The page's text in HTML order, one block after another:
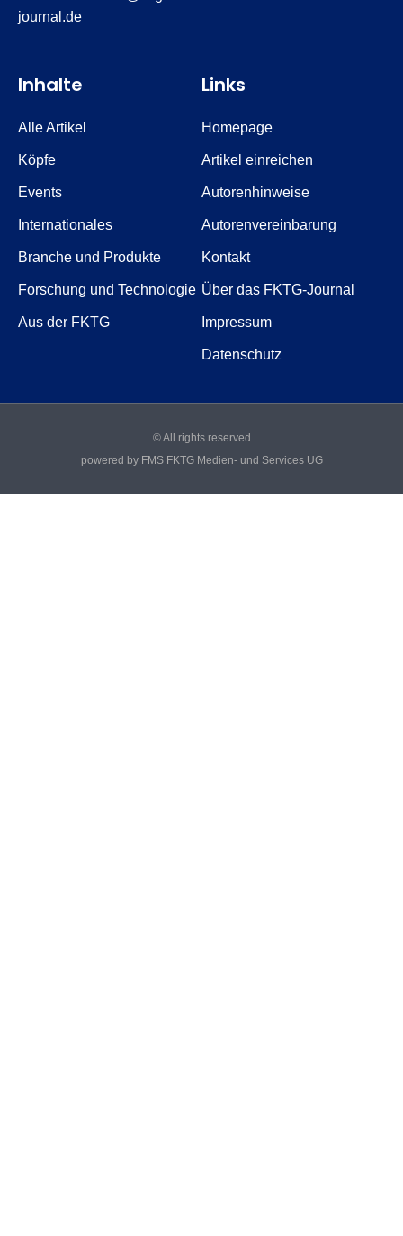
journal.de
Inhalte
Alle Artikel
Köpfe
Events
Internationales
Branche und Produkte
Forschung und Technologie
Aus der FKTG
Links
Homepage
Artikel einreichen
Autorenhinweise
Autorenvereinbarung
Kontakt
Über das FKTG-Journal
Impressum
Datenschutz
© All rights reserved
powered by FMS FKTG Medien- und Services UG